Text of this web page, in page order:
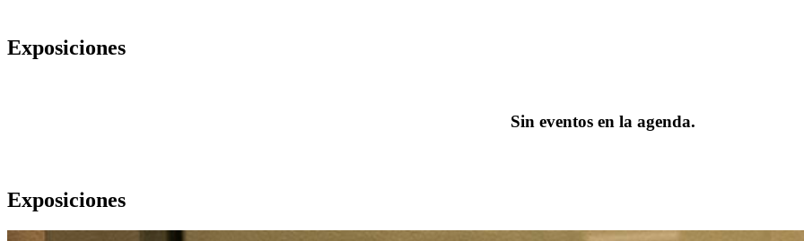
Exposiciones
Sin eventos en la agenda.
Exposiciones